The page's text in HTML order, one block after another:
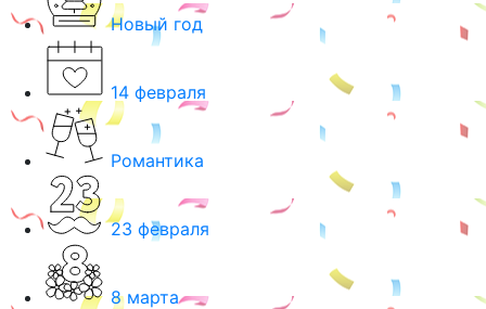
Новый год
14 февраля
Романтика
23 февраля
8 марта